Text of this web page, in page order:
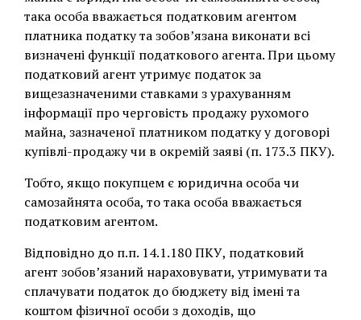
така особа вважається податковим агентом
платника податку та зобов’язана виконати всі
визначені функції податкового агента. При цьому
податковий агент утримує податок за
вищезазначеними ставками з урахуванням
інформації про черговість продажу рухомого
майна, зазначеної платником податку у договорі
купівлі-продажу чи в окремій заяві (п. 173.3 ПКУ).
Тобто, якщо покупцем є юридична особа чи
самозайнята особа, то така особа вважається
податковим агентом.
Відповідно до п.п. 14.1.180 ПКУ, податковий
агент зобов’язаний нараховувати, утримувати та
сплачувати податок до бюджету від імені та
коштом фізичної особи з доходів, що